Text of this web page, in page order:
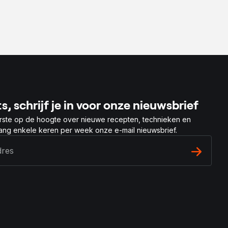
schrijf je in voor onze nieuwsbrief
op de hoogte over nieuwe recepten, technieken en
enkele keren per week onze e-mail nieuwsbrief.